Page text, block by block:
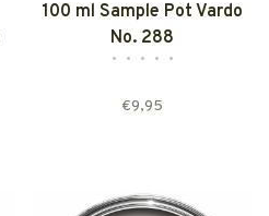
100 ml Sample Pot Vardo
No. 288
• • • • •
€9,95